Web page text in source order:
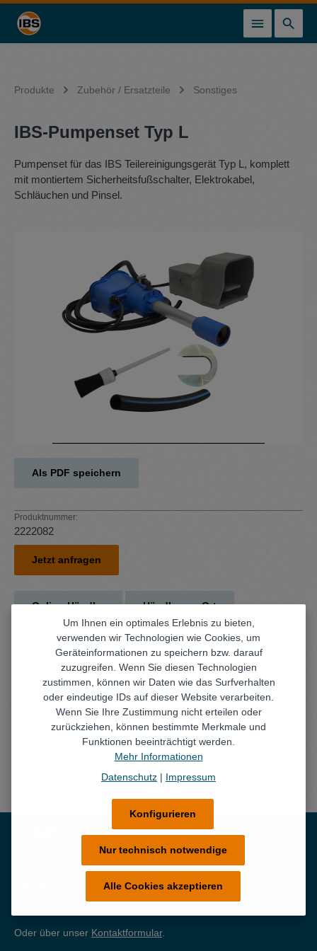
springen
Produkte Zubehör / Ersatzteile Sonstiges
IBS-Pumpenset Typ L
Pumpenset für das IBS Teilereinigungsgerät Typ L, komplett
mit montiertem Sicherheitsfußschalter, Elektrokabel,
Schläuchen und Pinsel.
Als PDF speichern
Produktnummer:
2222082
Jetzt anfragen
Online-Händler Händler vor Ort
Beschreibung
Die IBS-Spezialpumpe Typ L ist eine selbstansaugende
Pumpe und wurde speziell für den Einsatz im IBS-
Teilereinigungsger… Mehr
Oder über unser Kontaktformular.
Um Ihnen ein optimales Erlebnis zu bieten,
verwenden wir Technologien wie Cookies, um
Geräteinformationen zu speichern bzw. darauf
zuzugreifen. Wenn Sie diesen Technologien
zustimmen, können wir Daten wie das Surfverhalten
oder eindeutige IDs auf dieser Website verarbeiten.
Wenn Sie Ihre Zustimmung nicht erteilen oder
zurückziehen, können bestimmte Merkmale und
Funktionen beeinträchtigt werden.
Mehr Informationen
Datenschutz | Impressum
Nur technisch notwendige
Konfigurieren
Alle Cookies akzeptieren